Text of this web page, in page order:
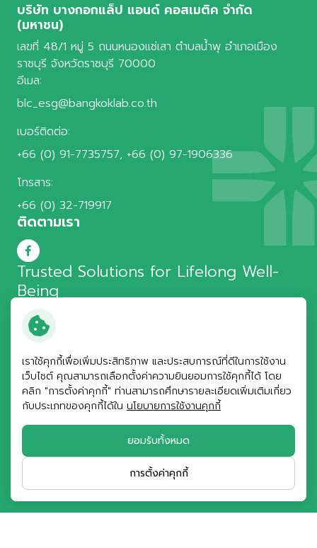
บริษัท บางกอกแล็ป แอนด์ คอสเมติค จำกัด
(มหาชน)
เลขที่ 48/1 หมู่ 5 ถนนหนองแช่เสา ตำบลน้ำพุ อำเภอเมือง
ราชบุรี จังหวัดราชบุรี 70000
อีเมล:
blc_esg@bangkoklab.co.th
เบอร์ติดต่อ:
+66 (0) 91-7735757, +66 (0) 97-1906336
โทรสาร:
+66 (0) 32-719917
Trusted Solutions for Lifelong Well-
Being
บางกอกแล็ป แอนด์ คอสเมติค
ติดตามเรา
© สงวนลิขสิทธิ์ พ.ศ. 2569 บริษัท บางกอกแล็ป แอนด์ คอสเมติค
จำกัด (มหาชน)
นโยบายการใช้คุกกี้
เราใช้คุกกี้เพื่อเพิ่มประสิทธิภาพ และประสบการณ์ที่ดีในการใช้งาน
เว็บไซต์ คุณสามารถเลือกตั้งค่าความยินยอมการใช้คุกกี้ได้ โดย
คลิก "การตั้งค่าคุกกี้" ท่านสามารถศึกษารายละเอียดเพิ่มเติมเกี่ยว
กับประเภทของคุกกี้ได้ใน นโยบายการใช้งานคุกกี้
ยอมรับทั้งหมด
การตั้งค่าคุกกี้